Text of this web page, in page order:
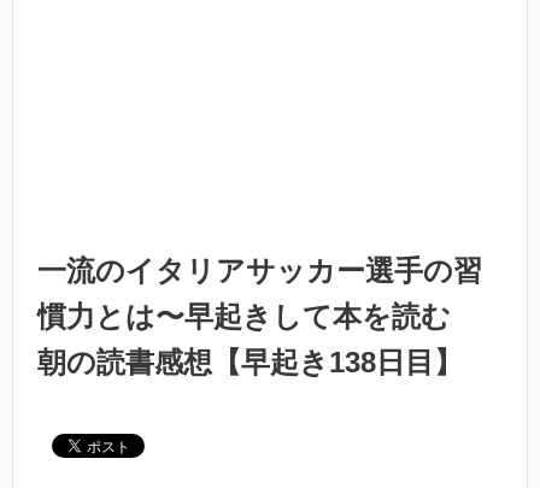
一流のイタリアサッカー選手の習
慣力とは〜早起きして本を読む
朝の読書感想【早起き138日目】